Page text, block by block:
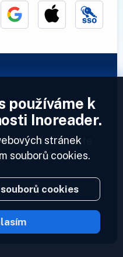
profil a získejte
kanálům.
používáme k
Inoreader.
stránek
souborů cookies.
cookies